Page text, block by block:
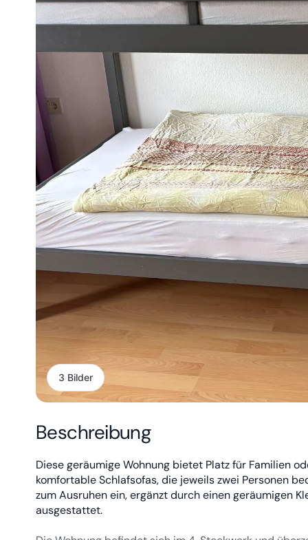
3 Bilder
Beschreibung
Diese geräumige Wohnung bietet Platz für Familien
komfortable Schlafsofas, die jeweils zwei Personen
zum Ausruhen ein, ergänzt durch einen geräumigen
ausgestattet.